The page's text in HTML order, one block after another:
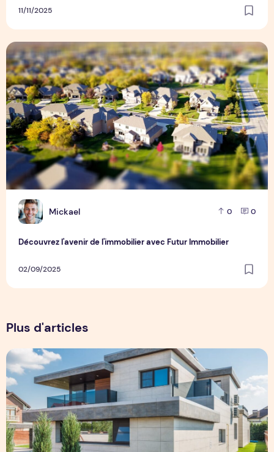
11/11/2025
M Mickael 0 0
Découvrez l'avenir de l'immobilier avec Futur Immobilier
02/09/2025
Découvrez l'avenir de l'immobilier avec Futur Immobilier
Plus d'articles
Pourquoi les investissements immobiliers dans les zones